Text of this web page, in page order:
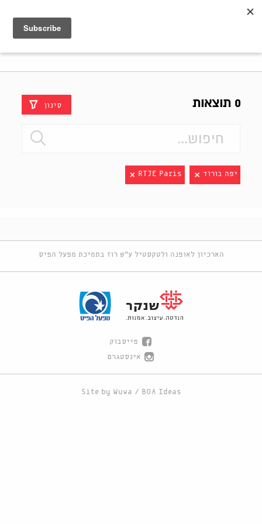
0 תוצאות סינון
יפה בורוד RTJE Paris
הארכיון לאופנה ולטקסטיל ע"ש רוז בתמיכת מפעל הפיס
פייסבוק
אינסטגרם
Site by Wuwa / BOA Ideas